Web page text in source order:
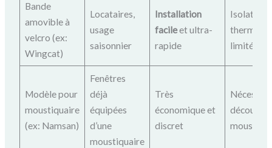
Bande
amovible à
velcro (ex:
Wingcat)
Locataires,
usage
saisonnier
Installation
facileet ultra-
rapide
Isolation
limitée
Modèle pour
moustiquaire
(ex: Namsan)
Fenêtres
déjà
équipées
d’une
moustiquaire
Très
économique et
discret
découper